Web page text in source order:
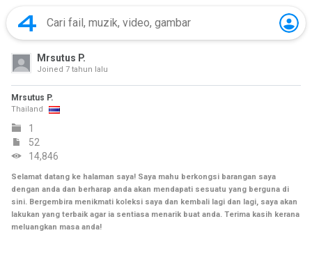
Mrsutus P.
Joined 7 tahun lalu
Mrsutus P.
Thailand
1
52
14,846
Selamat datang ke halaman saya! Saya mahu berkongsi barangan saya
dengan anda dan berharap anda akan mendapati sesuatu yang berguna di
sini. Bergembira menikmati koleksi saya dan kembali lagi dan lagi, saya akan
lakukan yang terbaik agar ia sentiasa menarik buat anda. Terima kasih kerana
meluangkan masa anda!